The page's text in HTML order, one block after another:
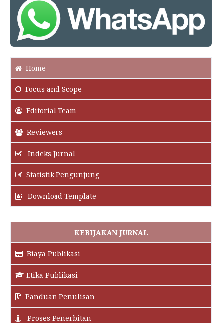
Home
Focus and Scope
Editorial Team
Reviewers
Indeks Jurnal
Statistik Pengunjung
Download Template
KEBIJAKAN JURNAL
Biaya Publikasi
Etika Publikasi
Panduan Penulisan
Proses Penerbitan